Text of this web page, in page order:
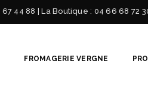
44 88 | La Boutique : 04 66 68 72
FROMAGERIE VERGNE